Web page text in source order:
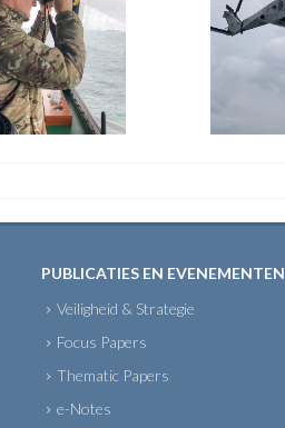
PUBLICATIES EN EVENEMENTEN
Veiligheid & Strategie
Focus Papers
Thematic Papers
e-Notes